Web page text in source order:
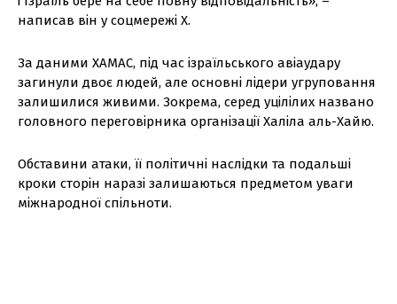
написав він у соцмережі Х.
За даними ХАМАС, під час ізраїльського авіаудару
загинули двоє людей, але основні лідери угруповання
залишилися живими. Зокрема, серед уцілілих названо
головного переговірника організації Халіла аль-Хайю.
Обставини атаки, її політичні наслідки та подальші
кроки сторін наразі залишаються предметом уваги
міжнародної спільноти.